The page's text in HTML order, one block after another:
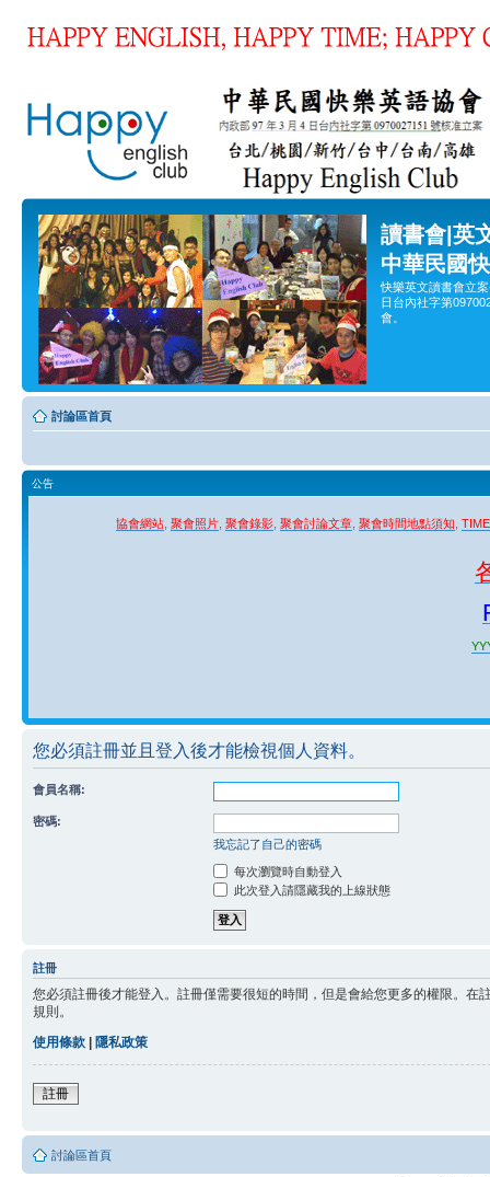
讀書會|英
中華民國
快樂英文讀書會立
日台內社字第
會。
討論區首頁
公告
協會網站 聚會照片 聚會錄影 聚會討論文章 聚會時間地點須知
您必須註冊並且登入後才能檢視個人資料。
會員名稱:
密碼:
我忘記了自己的密碼
每次瀏覽時自動登入
此次登入請隱藏我的上線狀態
註冊
您必須註冊後才能登入。註冊僅需要很短的時間，但是會給您更多的權限。
規則。
使用條款 | 隱私政策
註冊
討論區首頁